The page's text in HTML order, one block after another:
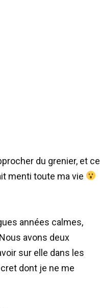
du grenier, et ce
menti toute ma vie
années calmes,
avons deux
sur elle dans les
dont je ne me